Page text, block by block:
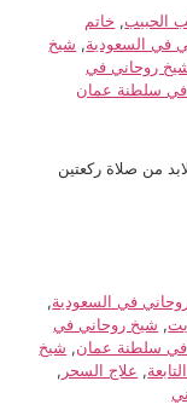
, خاتم
السعودية, شيخ
روحاني في
سلطنة عمان
من صلاة ركعتين
في السعودية,
, شيخ روحاني في
سلطنة عمان, شيخ
, علاج السحر,